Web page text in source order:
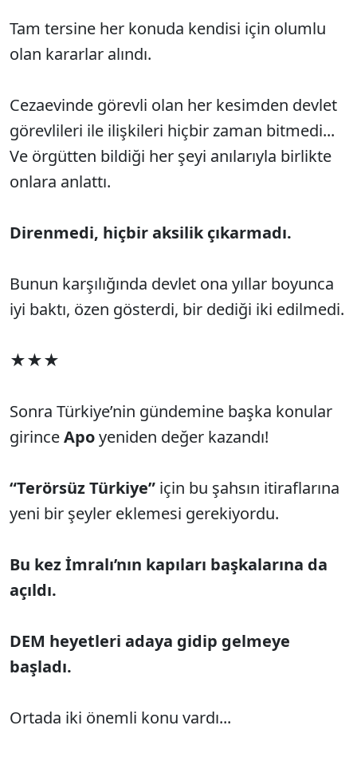
Tam tersine her konuda kendisi için olumlu
olan kararlar alındı.
Cezaevinde görevli olan her kesimden devlet
görevlileri ile ilişkileri hiçbir zaman bitmedi...
Ve örgütten bildiği her şeyi anılarıyla birlikte
onlara anlattı.
Direnmedi, hiçbir aksilik çıkarmadı.
Bunun karşılığında devlet ona yıllar boyunca
iyi baktı, özen gösterdi, bir dediği iki edilmedi.
★★★
Sonra Türkiye’nin gündemine başka konular
girinceApoyeniden değer kazandı!
“Terörsüz Türkiye” için bu şahsın itiraflarına
yeni bir şeyler eklemesi gerekiyordu.
Bu kez İmralı’nın kapıları başkalarına da
açıldı.
DEM heyetleri adaya gidip gelmeye
başladı.
Ortada iki önemli konu vardı...